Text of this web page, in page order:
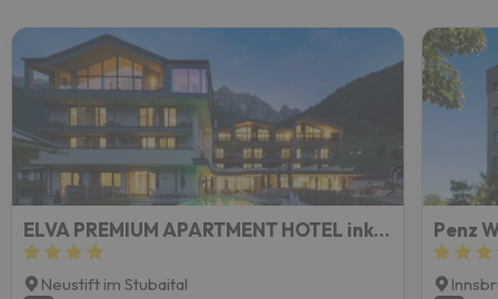
ELVA PREMIUM APARTMENT HOTEL inklusive Sommerpass STUBAI SUPER CARD
Neustift im Stubaital
Penz